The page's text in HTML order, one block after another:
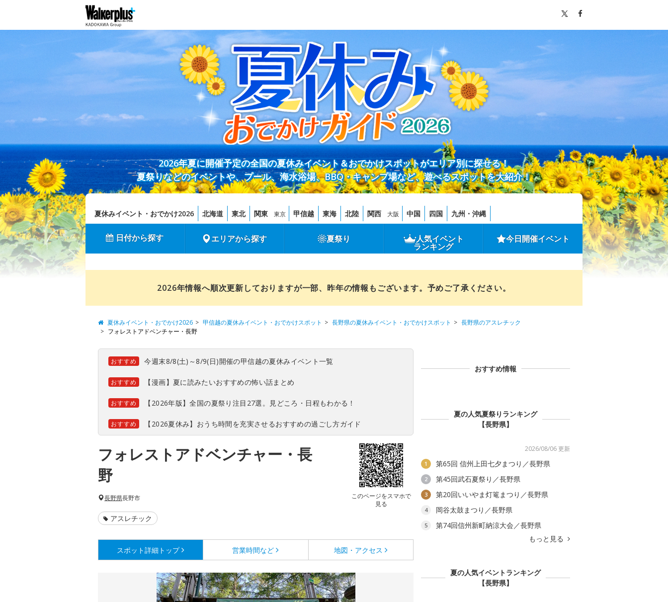
2026年夏に開催予定の全国の夏休みイベント＆おでかけスポットがエリア別に探せる！
夏祭りなどのイベントや、プール、海水浴場、BBQ・キャンプ場など、遊べるスポットを大紹介！
夏休みイベント・おでかけ2026 北海道 東北 関東 東京 甲信越 東海 北陸 関西 大阪 中国 四国 九州・沖縄
日付から探す エリアから探す 夏祭り 人気イベント
ランキング
今日開催イベント
2026年情報へ順次更新しておりますが一部、昨年の情報もございます。予めご了承ください。
夏休みイベント・おでかけ2026 甲信越の夏休みイベント・おでかけスポット 長野県の夏休みイベント・おでかけスポット
長野県のアスレチック
フォレストアドベンチャー・長野
おすすめ 今週末8/8(土)～8/9(日)開催の甲信越の夏休みイベント一覧
おすすめ 【漫画】夏に読みたいおすすめの怖い話まとめ
おすすめ 【2026年版】全国の夏祭り注目27選。見どころ・日程もわかる！
おすすめ 【2026夏休み】おうち時間を充実させるおすすめの過ごし方ガイド
フォレストアドベンチャー・長
野
このページをスマホで
見る
長野県長野市
アスレチック
スポット詳細 トップ 営業時間など 地図・アクセス
おすすめ情報
夏の人気夏祭りランキング
【長野県】
2026/08/06 更新
1 第65回 信州上田七夕まつり／長野県
2 第45回武石夏祭り／長野県
3 第20回いいやま灯篭まつり／長野県
4 岡谷太鼓まつり／長野県
5
第74回信州新町納涼大会／長野県
もっと見る
夏の人気イベントランキング
【長野県】